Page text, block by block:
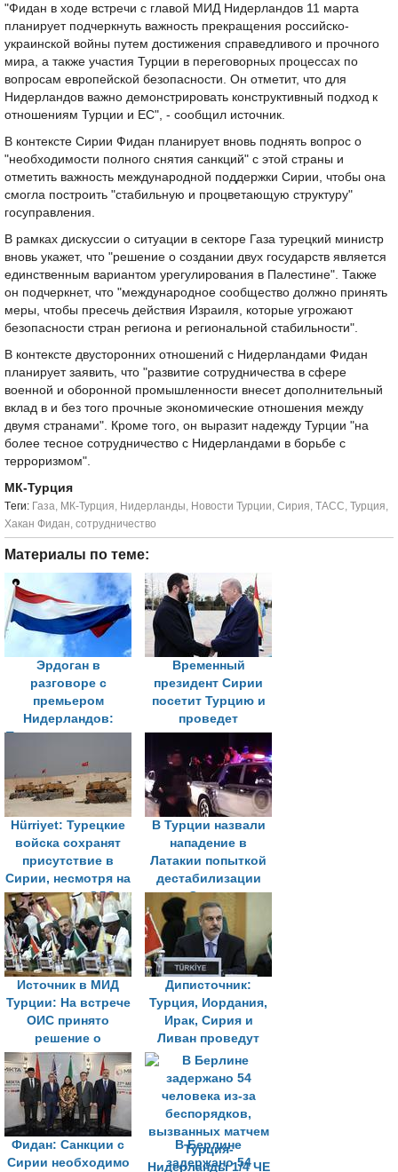
"Фидан в ходе встречи с главой МИД Нидерландов 11 марта
планирует подчеркнуть важность прекращения российско-
украинской войны путем достижения справедливого и прочного
мира, а также участия Турции в переговорных процессах по
вопросам европейской безопасности. Он отметит, что для
Нидерландов важно демонстрировать конструктивный подход к
отношениям Турции и ЕС", - сообщил источник.
В контексте Сирии Фидан планирует вновь поднять вопрос о
"необходимости полного снятия санкций" с этой страны и
отметить важность международной поддержки Сирии, чтобы она
смогла построить "стабильную и процветающую структуру"
госуправления.
В рамках дискуссии о ситуации в секторе Газа турецкий министр
вновь укажет, что "решение о создании двух государств является
единственным вариантом урегулирования в Палестине". Также
он подчеркнет, что "международное сообщество должно принять
меры, чтобы пресечь действия Израиля, которые угрожают
безопасности стран региона и региональной стабильности".
В контексте двусторонних отношений с Нидерландами Фидан
планирует заявить, что "развитие сотрудничества в сфере
военной и оборонной промышленности внесет дополнительный
вклад в и без того прочные экономические отношения между
двумя странами". Кроме того, он выразит надежду Турции "на
более тесное сотрудничество с Нидерландами в борьбе с
терроризмом".
МК-Турция
Tеги: Газа, МК-Турция, Нидерланды, Новости Турции, Сирия, ТАСС, Турция,
Хакан Фидан, сотрудничество
Материалы по теме:
Эрдоган в
разговоре с
премьером
Нидерландов:
Турция стремится к
урегулированию
конфликта РФ и
Украины
Временный
президент Сирии
посетит Турцию и
проведет
переговоры с
Эрдоганом
Hürriyet: Турецкие
войска сохранят
присутствие в
Сирии, несмотря на
соглашения СДС с
Дамаском
В Турции назвали
нападение в
Латакии попыткой
дестабилизации
Сирии
Источник в МИД
Турции: На встрече
ОИС принято
решение о
восстановлении
членства Сирии
Диписточник:
Турция, Иордания,
Ирак, Сирия и
Ливан проведут
совместные
переговоры по
вопросам
безопасности
Фидан: Санкции с
Сирии необходимо
В Берлине
задержано 54